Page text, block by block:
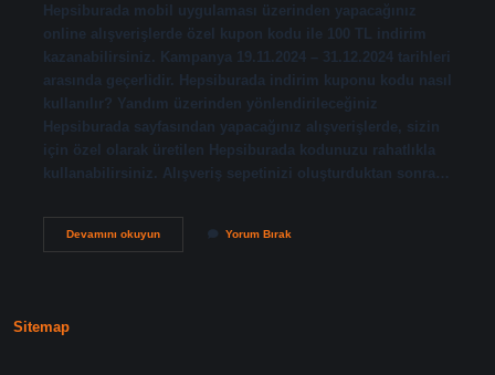
Hepsiburada mobil uygulaması üzerinden yapacağınız
online alışverişlerde özel kupon kodu ile 100 TL indirim
kazanabilirsiniz. Kampanya 19.11.2024 – 31.12.2024 tarihleri
​​arasında geçerlidir. Hepsiburada indirim kuponu kodu nasıl
kullanılır? Yandım üzerinden yönlendirileceğiniz
Hepsiburada sayfasından yapacağınız alışverişlerde, sizin
için özel olarak üretilen Hepsiburada kodunuzu rahatlıkla
kullanabilirsiniz. Alışveriş sepetinizi oluşturduktan sonra…
Devamını okuyunHepsiburadaYorum Bırak
Sitemap